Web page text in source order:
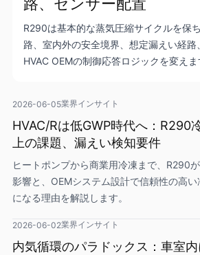
路、センサー配置
R290は基本的な蒸気圧縮サイクルを保
路、室内外の安全境界、想定漏えい経路
HVAC OEMの制御応答ロジックを変えま
2026-06-05業界インサイト
HVAC/Rは低GWP時代へ：R290
上の課題、漏えい検知要件
ヒートポンプから商業用冷凍まで、R290
影響と、OEMシステム設計で信頼性の高
になる理由を解説します。
2026-06-02業界インサイト
内気循環のパラドックス：車室